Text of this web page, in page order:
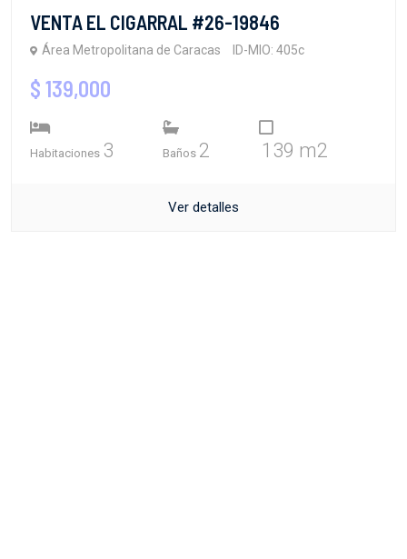
VENTA EL CIGARRAL #26-19846
Área Metropolitana de Caracas ID-MIO: 405c
$ 139,000
Habitaciones 3 Baños 2 139 m2
Ver detalles